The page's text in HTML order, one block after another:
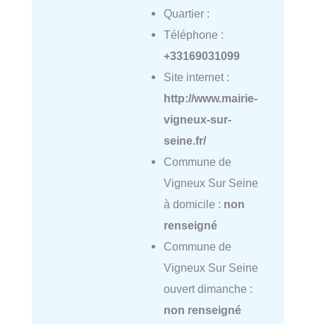
Quartier :
Téléphone :
+33169031099
Site internet :
http://www.mairie-
vigneux-sur-
seine.fr/
Commune de
Vigneux Sur Seine
à domicile : non
renseigné
Commune de
Vigneux Sur Seine
ouvert dimanche :
non renseigné